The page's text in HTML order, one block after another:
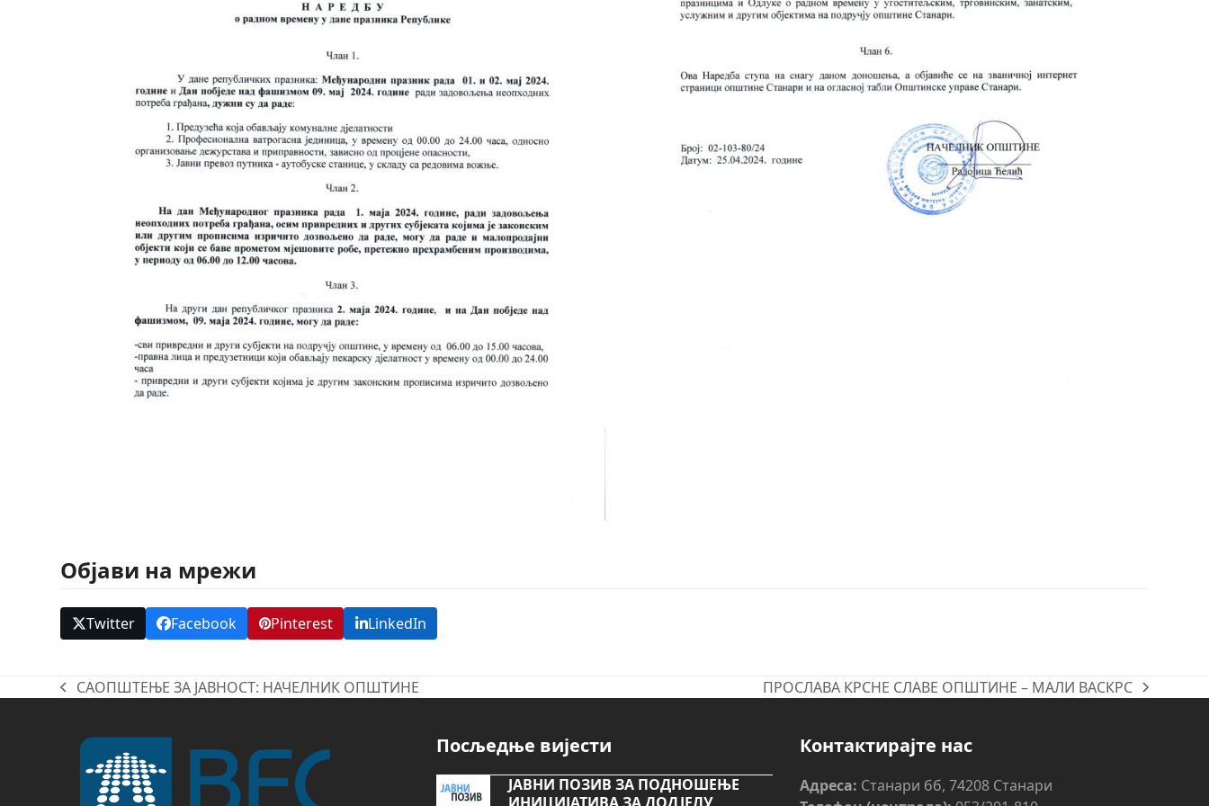
Објави на мрежи
Twitter Facebook Pinterest LinkedIn
previous
САОПШТЕЊЕ ЗА ЈАВНОСТ: НАЧЕЛНИК ОПШТИНЕ
next
ПРОСЛАВА КРСНЕ СЛАВЕ ОПШТИНЕ – МАЛИ ВАСКРС
Посљедње вијести
ЈАВНИ ПОЗИВ ЗА ПОДНОШЕЊЕ
Контактирајте нас
Адреса: Станари бб, 74208 Станари